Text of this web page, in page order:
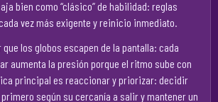
bien como “clásico” de habilidad: reglas
vez más exigente y reinicio inmediato.
los globos escapen de la pantalla: cada
aumenta la presión porque el ritmo sube con
principal es reaccionar y priorizar: decidir
según su cercanía a salir y mantener un